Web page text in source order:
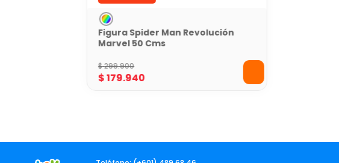
Figura Spider Man Revolución
Marvel 50 Cms
$299.900
$179.940